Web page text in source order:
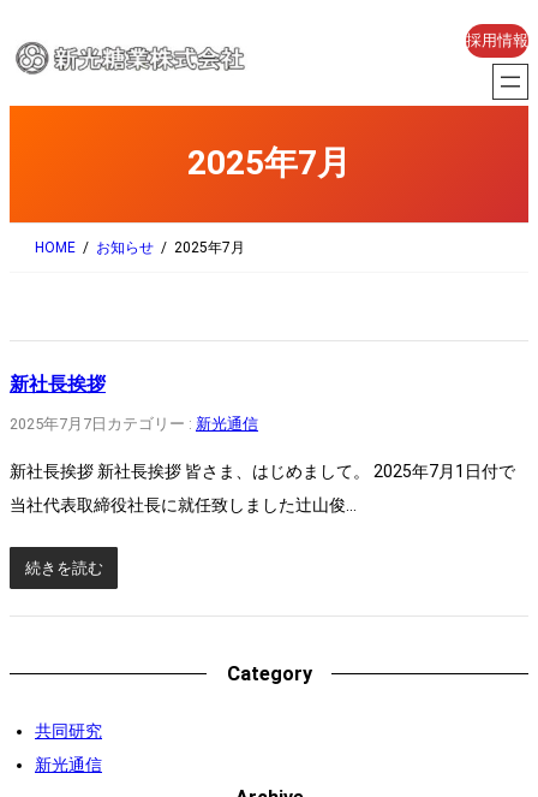
容
プ
採用情報
2025年7月
HOME お知らせ 2025年7月
新社長挨拶
2025年7月7日 カテゴリー : 新光通信
新社長挨拶 新社長挨拶 皆さま、はじめまして。 2025年7月1日付で
当社代表取締役社長に就任致しました辻山俊…
続きを読む
Category
共同研究
新光通信